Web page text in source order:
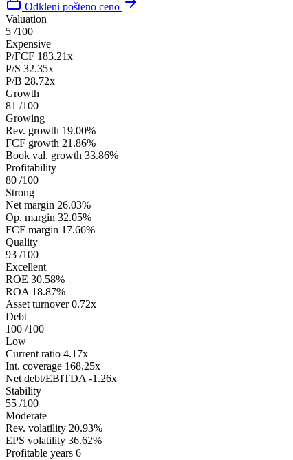
Odkleni pošteno ceno
Valuation
5 /100
Expensive
P/FCF 183.21x
P/S 32.35x
P/B 28.72x
Growth
81 /100
Growing
Rev. growth 19.00%
FCF growth 21.86%
Book val. growth 33.86%
Profitability
80 /100
Strong
Net margin 26.03%
Op. margin 32.05%
FCF margin 17.66%
Quality
93 /100
Excellent
ROE 30.58%
ROA 18.87%
Asset turnover 0.72x
Debt
100 /100
Low
Current ratio 4.17x
Int. coverage 168.25x
Net debt/EBITDA -1.26x
Stability
55 /100
Moderate
Rev. volatility 20.93%
EPS volatility 36.62%
Profitable years 6